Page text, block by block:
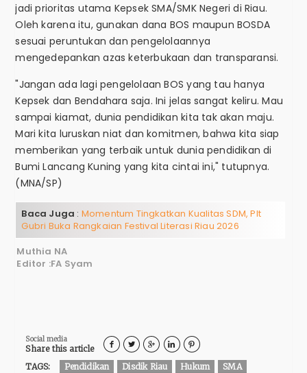
jadi prioritas utama Kepsek SMA/SMK Negeri di Riau.
Oleh karena itu, gunakan dana BOS maupun BOSDA
sesuai peruntukan dan pengelolaannya
mengedepankan azas keterbukaan dan transparansi.
"Jangan ada lagi pengelolaan BOS yang tau hanya
Kepsek dan Bendahara saja. Ini jelas sangat keliru. Mau
sampai kiamat, dunia pendidikan kita tak akan maju.
Mari kita luruskan niat dan komitmen, bahwa kita siap
memberikan yang terbaik untuk dunia pendidikan di
Bumi Lancang Kuning yang kita cintai ini," tutupnya.
(MNA/SP)
Baca Juga : Momentum Tingkatkan Kualitas SDM, Plt
Gubri Buka Rangkaian Festival Literasi Riau 2026
Muthia NA
Editor :FA Syam
Social media
Share this article     
TAGS: Pendidikan Disdik Riau Hukum SMA